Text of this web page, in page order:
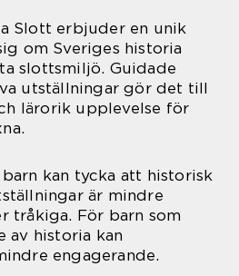
Slott erbjuder en unik
om Sveriges historia
slottsmiljö. Guidade
utställningar gör det till
lärorik upplevelse för
barn kan tycka att historisk
är mindre
tråkiga. För barn som
av historia kan
engagerande.